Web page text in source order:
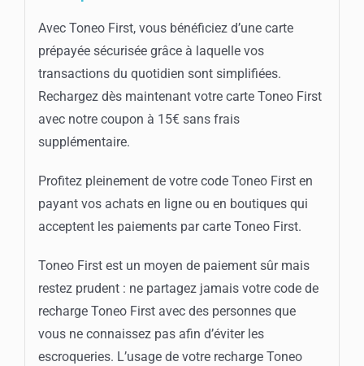
Avec Toneo First, vous bénéficiez d’une carte
prépayée sécurisée grâce à laquelle vos
transactions du quotidien sont simplifiées.
Rechargez dès maintenant votre carte Toneo First
avec notre coupon à 15€ sans frais
supplémentaire.
Profitez pleinement de votre code Toneo First en
payant vos achats en ligne ou en boutiques qui
acceptent les paiements par carte Toneo First.
Toneo First est un moyen de paiement sûr mais
restez prudent : ne partagez jamais votre code de
recharge Toneo First avec des personnes que
vous ne connaissez pas afin d’éviter les
escroqueries. L’usage de votre recharge Toneo